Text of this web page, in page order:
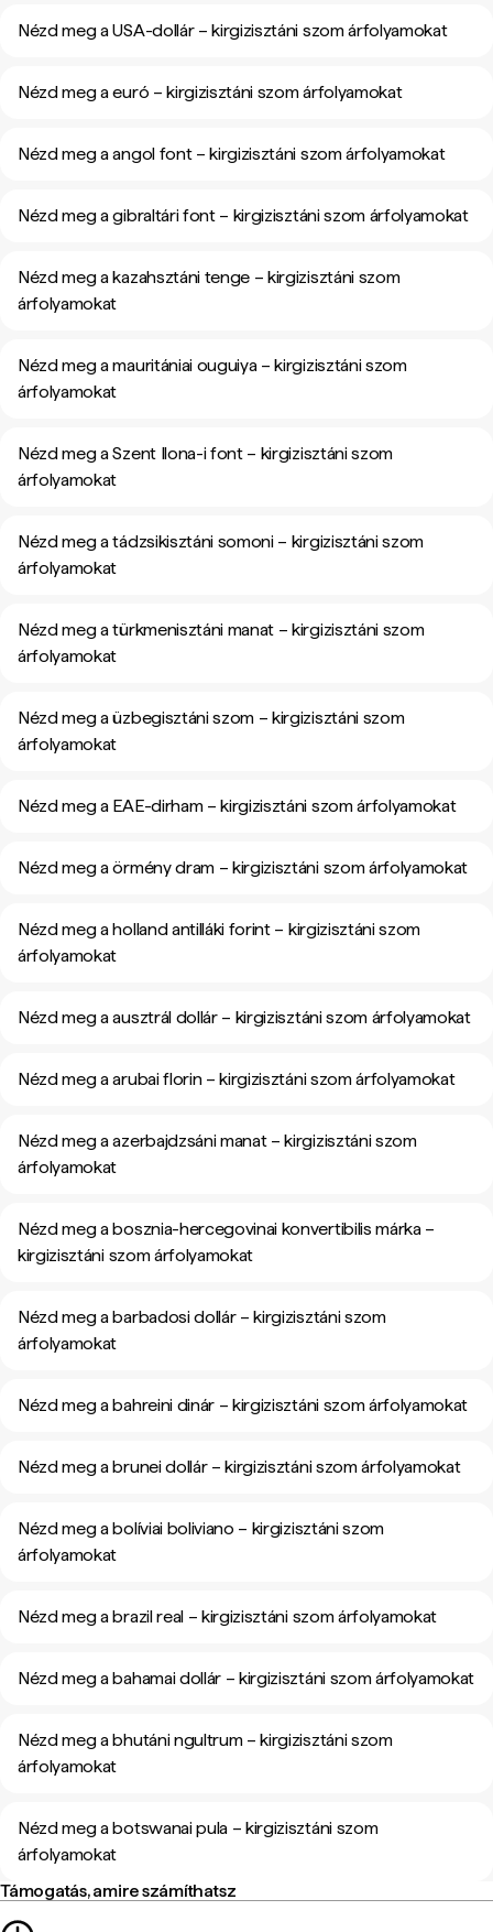
Nézd meg a USA-dollár – kirgizisztáni szom árfolyamokat
Nézd meg a euró – kirgizisztáni szom árfolyamokat
Nézd meg a angol font – kirgizisztáni szom árfolyamokat
Nézd meg a gibraltári font – kirgizisztáni szom árfolyamokat
Nézd meg a kazahsztáni tenge – kirgizisztáni szom
árfolyamokat
Nézd meg a mauritániai ouguiya – kirgizisztáni szom
árfolyamokat
Nézd meg a Szent Ilona-i font – kirgizisztáni szom
árfolyamokat
Nézd meg a tádzsikisztáni somoni – kirgizisztáni szom
árfolyamokat
Nézd meg a türkmenisztáni manat – kirgizisztáni szom
árfolyamokat
Nézd meg a üzbegisztáni szom – kirgizisztáni szom
árfolyamokat
Nézd meg a EAE-dirham – kirgizisztáni szom árfolyamokat
Nézd meg a örmény dram – kirgizisztáni szom árfolyamokat
Nézd meg a holland antilláki forint – kirgizisztáni szom
árfolyamokat
Nézd meg a ausztrál dollár – kirgizisztáni szom árfolyamokat
Nézd meg a arubai florin – kirgizisztáni szom árfolyamokat
Nézd meg a azerbajdzsáni manat – kirgizisztáni szom
árfolyamokat
Nézd meg a bosznia-hercegovinai konvertibilis márka –
kirgizisztáni szom árfolyamokat
Nézd meg a barbadosi dollár – kirgizisztáni szom
árfolyamokat
Nézd meg a bahreini dinár – kirgizisztáni szom árfolyamokat
Nézd meg a brunei dollár – kirgizisztáni szom árfolyamokat
Nézd meg a bolíviai boliviano – kirgizisztáni szom
árfolyamokat
Nézd meg a brazil real – kirgizisztáni szom árfolyamokat
Nézd meg a bahamai dollár – kirgizisztáni szom árfolyamokat
Nézd meg a bhutáni ngultrum – kirgizisztáni szom
árfolyamokat
Nézd meg a botswanai pula – kirgizisztáni szom
árfolyamokat
Támogatás, amire számíthatsz